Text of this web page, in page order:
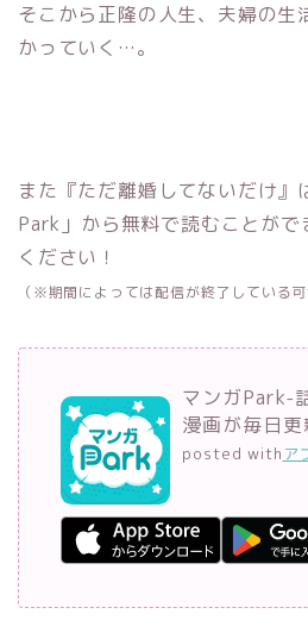
そこから正隆の人生、夫婦の生
かっていく…。
また『ただ離婚してないだけ』
Park」から無料で読むことがで
ください！
（※期間によっては配信が終了している可
マンガPark-
漫画が毎日
posted with ア